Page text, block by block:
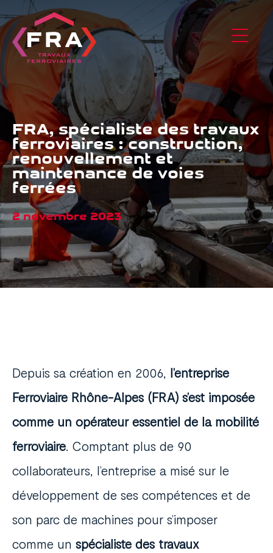
FRA, spécialiste des travaux
ferroviaires : construction,
renouvellement et
maintenance de voies
ferrées
2 novembre 2023
Depuis sa création en 2006, l’entreprise
Ferroviaire Rhône-Alpes (FRA) s’est imposée
comme un opérateur essentiel de la mobilité
ferroviaire. Comptant plus de 90
collaborateurs, l’entreprise a misé sur le
développement de ses compétences et de
son parc de machines pour s’imposer
comme un spécialiste des travaux